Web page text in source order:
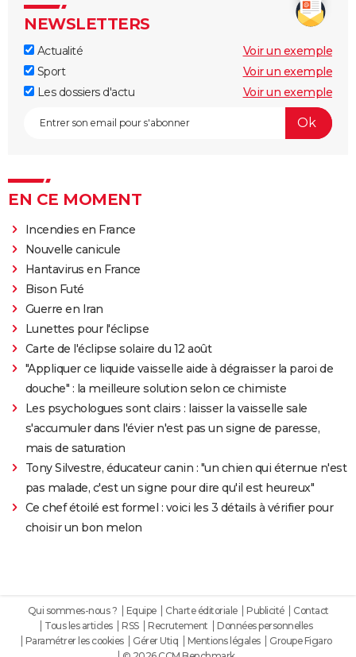
NEWSLETTERS
Actualité
Voir un exemple
Sport
Voir un exemple
Les dossiers d'actu
Voir un exemple
EN CE MOMENT
Incendies en France
Nouvelle canicule
Hantavirus en France
Bison Futé
Guerre en Iran
Lunettes pour l'éclipse
Carte de l'éclipse solaire du 12 août
"Appliquer ce liquide vaisselle aide à dégraisser la paroi de
douche" : la meilleure solution selon ce chimiste
Les psychologues sont clairs : laisser la vaisselle sale
s'accumuler dans l'évier n'est pas un signe de paresse,
mais de saturation
Tony Silvestre, éducateur canin : "un chien qui éternue n'est
pas malade, c'est un signe pour dire qu'il est heureux"
Ce chef étoilé est formel : voici les 3 détails à vérifier pour
choisir un bon melon
Qui sommes-nous ? Equipe Charte éditoriale Publicité
Contact
Tous les articles
RSS Recrutement
Données personnelles
Paramétrer les cookies
Gérer Utiq Mentions légales
Groupe Figaro